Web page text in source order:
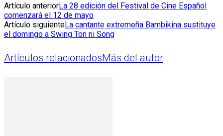
Artículo anteriorLa 28 edición del Festival de Cine Español
comenzará el 12 de mayo
Artículo siguienteLa cantante extremeña Bambikina sustituye
el domingo a Swing Ton ni Song
Artículos relacionadosMás del autor